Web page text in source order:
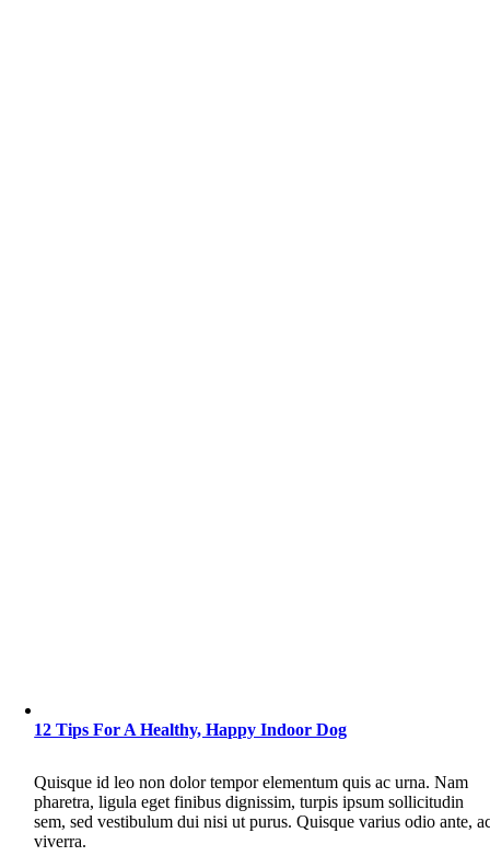
12 Tips For A Healthy, Happy Indoor Dog
Quisque id leo non dolor tempor elementum quis ac urna. Nam
pharetra, ligula eget finibus dignissim, turpis ipsum sollicitudin
sem, sed vestibulum dui nisi ut purus. Quisque varius odio ante,
viverra.